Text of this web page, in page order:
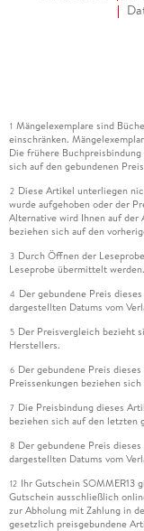
1 Mängelexemplare sind
einschränken.
Die frühere
sich auf den gebundenen
2 Diese Artikel unterliegen
wurde aufgehoben oder der
Alternative wird Ihnen auf der
beziehen sich auf den
3 Durch Öffnen der
Leseprobe übermittelt werden.
4 Der gebundene Preis
dargestellten Datums vom
5 Der Preisvergleich bezieht
Herstellers.
6 Der gebundene Preis
Preissenkungen beziehen
7 Die Preisbindung dieses
beziehen sich auf den letzten
8 Der gebundene Preis
dargestellten Datums vom
12 Ihr Gutschein SOMMER13
Gutschein ausschließlich
zur Abholung mit Zahlung in
gesetzlich preisgebundene